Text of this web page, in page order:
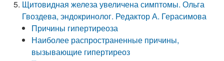
Щитовидная железа увеличена симптомы. Ольга
Гвоздева, эндокринолог. Редактор А. Герасимова
Причины гипертиреоза
Наиболее распространенные причины,
вызывающие гипертиреоз